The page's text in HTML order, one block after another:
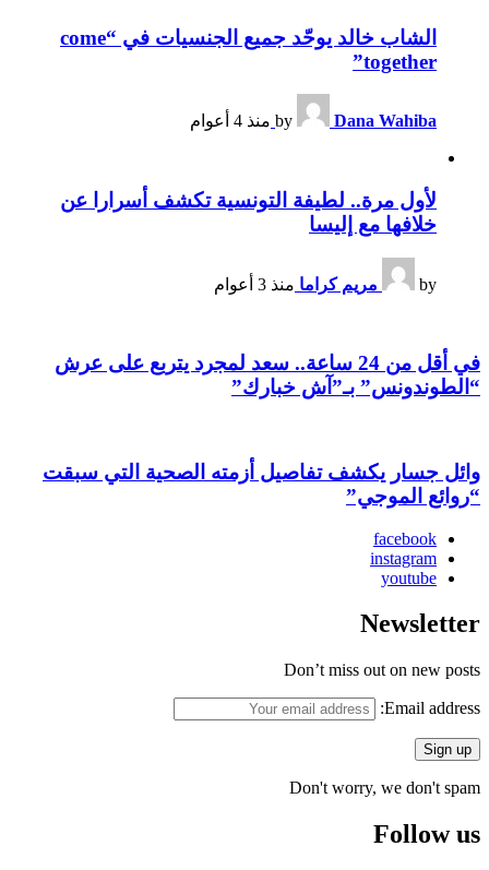
الشاب خالد يوحّد جميع الجنسيات في “come
together”
by Dana Wahiba منذ 4 أعوام
لأول مرة.. لطيفة التونسية تكشف أسرارا عن
خلافها مع إليسا
by مريم كراما منذ 3 أعوام
في أقل من 24 ساعة.. سعد لمجرد يتربع على عرش
“الطوندونس” بـ”آش خبارك”
وائل جسار يكشف تفاصيل أزمته الصحية التي سبقت
“روائع الموجي”
facebook
instagram
youtube
Newsletter
Don’t miss out on new posts
Email address:
Don't worry, we don't spam
Follow us